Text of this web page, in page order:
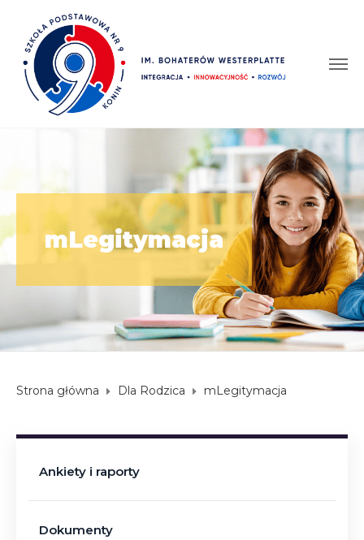
mLegitymacja
Strona główna Dla Rodzica mLegitymacja
Ankiety i raporty
Dokumenty